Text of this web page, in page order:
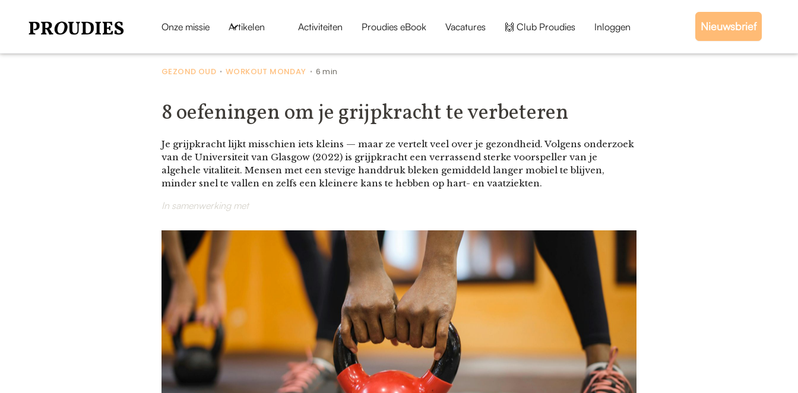
Onze missie Artikelen Activiteiten Proudies eBook Vacatures 🙌 Club Proudies Inloggen Nieuwsbrief
GEZOND OUD • WORKOUT MONDAY • 6 min
8 oefeningen om je grijpkracht te verbeteren
Je grijpkracht lijkt misschien iets kleins — maar ze vertelt veel over je gezondheid. Volgens onderzoek
van de Universiteit van Glasgow (2022) is grijpkracht een verrassend sterke voorspeller van je
algehele vitaliteit. Mensen met een stevige handdruk bleken gemiddeld langer mobiel te blijven,
minder snel te vallen en zelfs een kleinere kans te hebben op hart- en vaatziekten.
In samenwerking met